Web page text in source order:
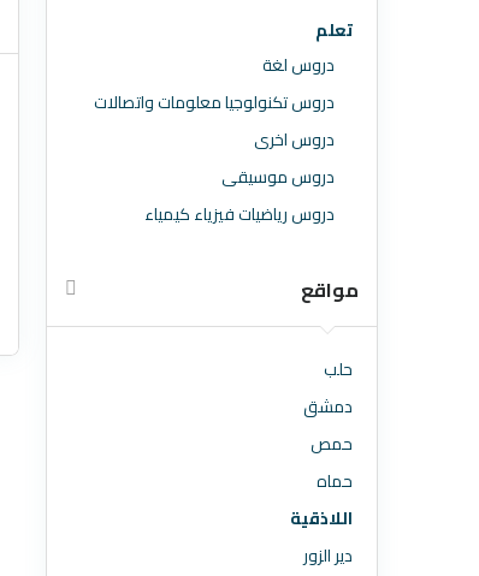
تعلم
دروس لغة
دروس تكنولوجيا معلومات واتصالات
دروس اخرى
دروس موسيقى
دروس رياضيات فيزياء كيمياء
مواقع
حلب
دمشق
حمص
حماه
اللاذقية
دير الزور